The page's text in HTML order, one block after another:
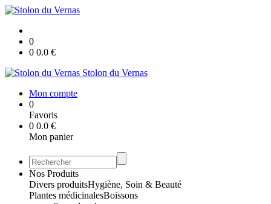
0
0 0.0 €
Stolon du Vernas
Mon compte
0
Favoris
0 0.0 €
Mon panier
Nos Produits
Divers produitsHygiène, Soin & Beauté
Plantes médicinalesBoissons